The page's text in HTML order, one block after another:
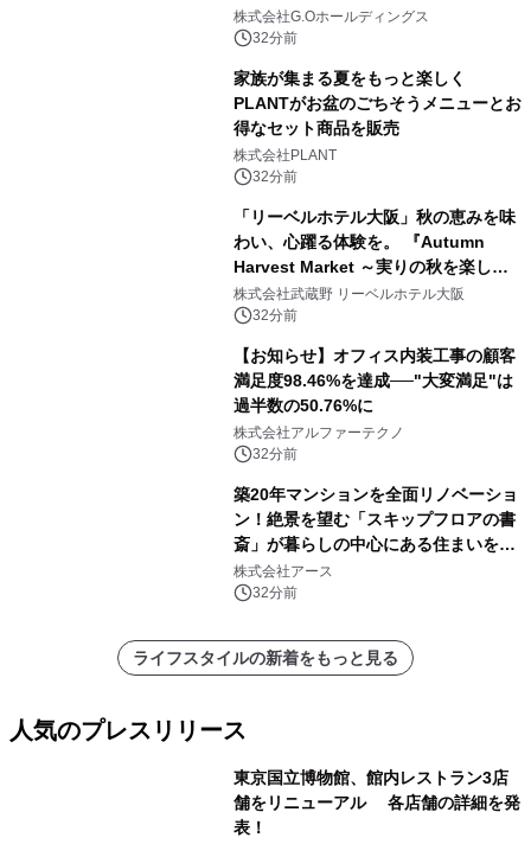
株式会社G.Oホールディングス
32分前
家族が集まる夏をもっと楽しく
PLANTがお盆のごちそうメニューとお
得なセット商品を販売
株式会社PLANT
32分前
「リーベルホテル大阪」秋の恵みを味
わい、心躍る体験を。 『Autumn
Harvest Market ～実りの秋を楽しむ
ディナー&スイーツビュッフェ～』を9
月18日より開催！
株式会社武蔵野 リーベルホテル大阪
32分前
【お知らせ】オフィス内装工事の顧客
満足度98.46%を達成──"大変満足"は
過半数の50.76%に
株式会社アルファーテクノ
32分前
築20年マンションを全面リノベーショ
ン！絶景を望む「スキップフロアの書
斎」が暮らしの中心にある住まいを公
開
株式会社アース
32分前
ライフスタイルの新着をもっと見る
人気のプレスリリース
東京国立博物館、館内レストラン3店
舗をリニューアル 各店舗の詳細を発
表！